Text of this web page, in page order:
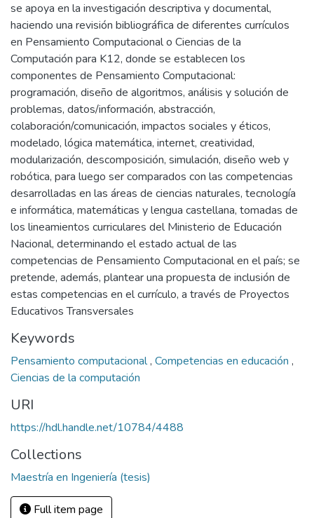
se apoya en la investigación descriptiva y documental,
haciendo una revisión bibliográfica de diferentes currículos
en Pensamiento Computacional o Ciencias de la
Computación para K12, donde se establecen los
componentes de Pensamiento Computacional:
programación, diseño de algoritmos, análisis y solución de
problemas, datos/información, abstracción,
colaboración/comunicación, impactos sociales y éticos,
modelado, lógica matemática, internet, creatividad,
modularización, descomposición, simulación, diseño web y
robótica, para luego ser comparados con las competencias
desarrolladas en las áreas de ciencias naturales, tecnología
e informática, matemáticas y lengua castellana, tomadas de
los lineamientos curriculares del Ministerio de Educación
Nacional, determinando el estado actual de las
competencias de Pensamiento Computacional en el país; se
pretende, además, plantear una propuesta de inclusión de
estas competencias en el currículo, a través de Proyectos
Educativos Transversales
Keywords
Pensamiento computacional, Competencias en educación ,
Ciencias de la computación
URI
https://hdl.handle.net/10784/4488
Collections
Maestría en Ingeniería (tesis)
Full item page